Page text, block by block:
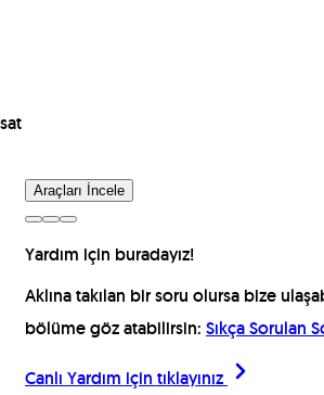
Araçları İncele
Yardım için buradayız!
Aklına takılan bir soru olursa bize
bölüme göz atabilirsin: Sıkça Sorulan
Canlı Yardım için tıklayınız